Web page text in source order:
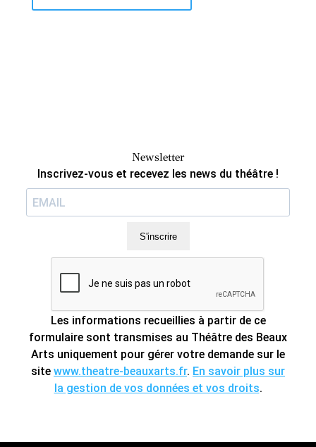
Newsletter
Inscrivez-vous et recevez les news du théâtre !
S'inscrire
Les informations recueillies à partir de ce
formulaire sont transmises au Théâtre des Beaux
Arts uniquement pour gérer votre demande sur le
site www.theatre-beauxarts.fr. En savoir plus sur
la gestion de vos données et vos droits.